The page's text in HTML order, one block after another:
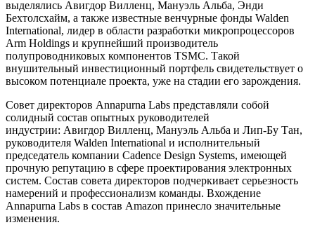
выделялись Авигдор Вилленц, Мануэль Альба, Энди
Бехтолсхайм, а также известные венчурные фонды Walden
International, лидер в области разработки микропроцессоров
Arm Holdings и крупнейший производитель
полупроводниковых компонентов TSMC. Такой
внушительный инвестиционный портфель свидетельствует о
высоком потенциале проекта, уже на стадии его зарождения.
Совет директоров Annapurna Labs представляли собой
солидный состав опытных руководителей
индустрии: Авигдор Вилленц, Мануэль Альба и Лип-Бу Тан,
руководителя Walden International и исполнительный
председатель компании Cadence Design Systems, имеющей
прочную репутацию в сфере проектирования электронных
систем. Состав совета директоров подчеркивает серьезность
намерений и профессионализм команды. Вхождение
Annapurna Labs в состав Amazon принесло значительные
изменения.